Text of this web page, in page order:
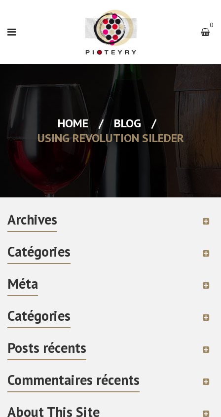
0
HOME / BLOG
/
USING REVOLUTION SILEDER
Archives
Catégories
Méta
Catégories
Posts récents
Commentaires récents
About This Site